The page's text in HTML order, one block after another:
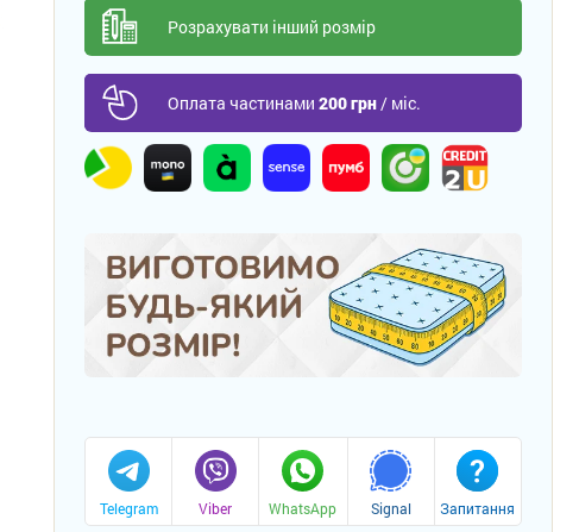
Розрахувати інший розмір
Оплата частинами 200 грн/ міс.
Telegram Viber WhatsApp Signal Запитання